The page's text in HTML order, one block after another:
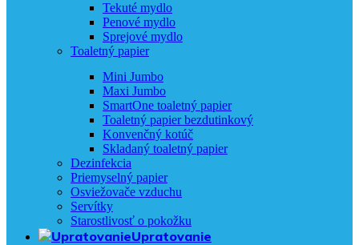
Tekuté mydlo
Penové mydlo
Sprejové mydlo
Toaletný papier
Mini Jumbo
Maxi Jumbo
SmartOne toaletný papier
Toaletný papier bezdutinkový
Konvenčný kotúč
Skladaný toaletný papier
Dezinfekcia
Priemyselný papier
Osviežovače vzduchu
Servítky
Starostlivosť o pokožku
Upratovanie